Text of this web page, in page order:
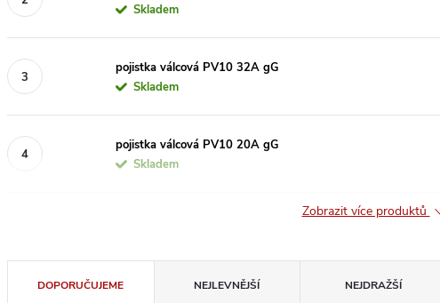
Skladem
pojistka válcová PV10 32A gG
Skladem
pojistka válcová PV10 20A gG
Skladem
Zobrazit více produktů
DOPORUČUJEME NEJLEVNĚJŠÍ NEJDRAŽŠÍ